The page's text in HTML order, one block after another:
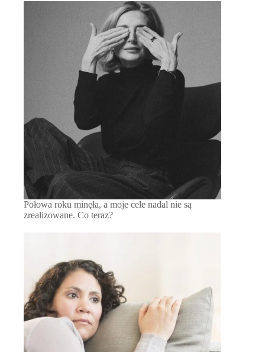
Połowa roku minęła, a moje cele nadal nie są
zrealizowane. Co teraz?